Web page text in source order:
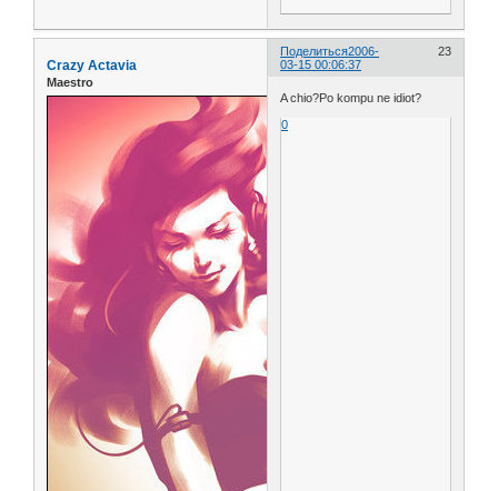
Поделиться 23
2006-
03-15 00:06:37
Crazy Actavia
Maestro
A chio?Po kompu ne idiot?
0